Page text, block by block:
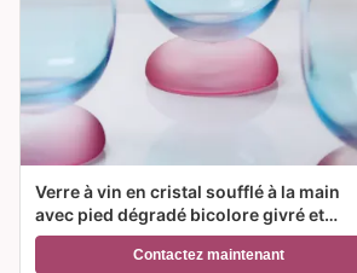
Verre à vin en cristal soufflé à la main
avec pied dégradé bicolore givré et
capacité de 300 ml pour vin, cocktail et
décoration intérieureContactez maintenant